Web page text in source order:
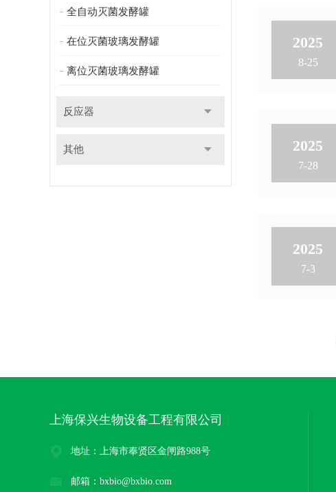
全自动灭菌发酵罐
在位灭菌玻璃发酵罐
离位灭菌玻璃发酵罐
反应器
其他
2025
8-25
2025
7-28
2025
7-3
上海保兴生物设备工程有限公司
地址：上海市奉贤区金闸路988号
邮箱：bxbio@bxbio.com